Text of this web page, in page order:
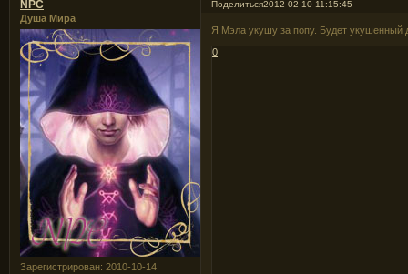
Поделиться2012-02-10 11:15:45
NPC
Душа Мира
Зарегистрирован: 2010-10-14
Я Мэла укушу за попу. Будет укушенный
0